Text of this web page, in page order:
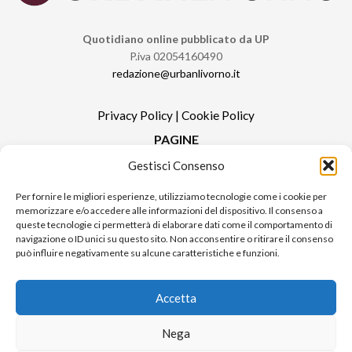
Gestisci Consenso
Per fornire le migliori esperienze, utilizziamo tecnologie come i cookie per
memorizzare e/o accedere alle informazioni del dispositivo. Il consenso a
queste tecnologie ci permetterà di elaborare dati come il comportamento di
navigazione o ID unici su questo sito. Non acconsentire o ritirare il consenso
può influire negativamente su alcune caratteristiche e funzioni.
Accetta
Nega
Quotidiano online pubblicato da UP
P.iva 02054160490
redazione@urbanlivorno.it
Privacy Policy | Cookie Policy
PAGINE
Redazione
Contatti
Pubblicità
Sitemap
RUBRICHE
Urban Video